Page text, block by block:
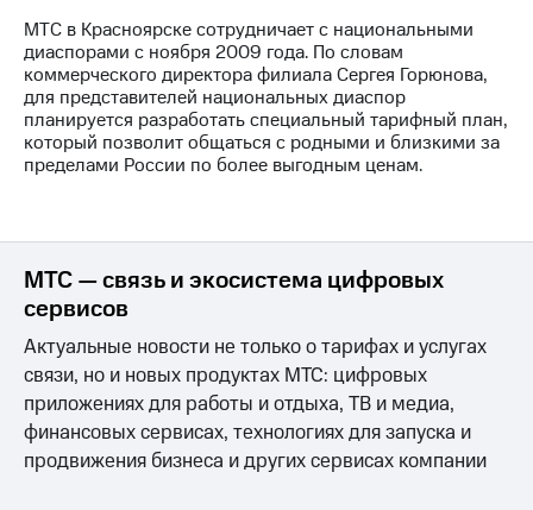
в
регионе
и акционерам
Корпоративное
управление
Раскрытие
Информация
акционерам
ПАО
"МТС"
Собрания
акционеров
Личный
кабинет
МТС в Красноярске сотрудничает с национальными
диаспорами с ноября 2009 года. По словам
коммерческого директора филиала Сергея Горюнова,
для представителей национальных диаспор
планируется разработать специальный тарифный план,
который позволит общаться с родными и близкими за
пределами России по более выгодным ценам.
МТС — связь и экосистема цифровых
сервисов
Актуальные новости не только о тарифах и услугах
связи, но и новых продуктах МТС: цифровых
приложениях для работы и отдыха, ТВ и медиа,
финансовых сервисах, технологиях для запуска и
продвижения бизнеса и других сервисах компании